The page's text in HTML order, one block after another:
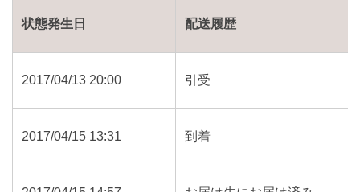
状態発生日 配送履歴
2017/04/13 20:00 引受
2017/04/15 13:31 到着